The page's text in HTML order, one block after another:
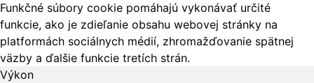
Funkčné súbory cookie pomáhajú vykonávať určité
funkcie, ako je zdieľanie obsahu webovej stránky na
platformách sociálnych médií, zhromažďovanie spätnej
väzby a ďalšie funkcie tretích strán.
Výkon